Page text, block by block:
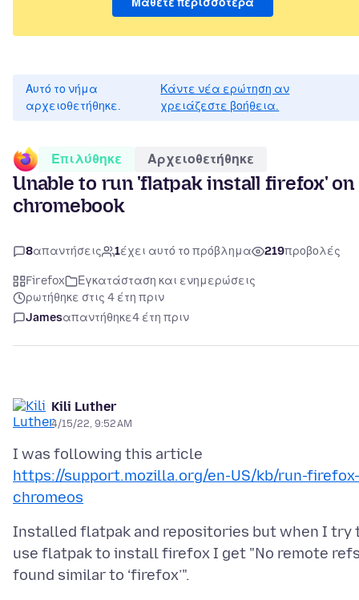
Αυτό το νήμα
αρχειοθετήθηκε.
Κάντε νέα ερώτηση αν
χρειάζεστε βοήθεια.
Επιλύθηκε Αρχειοθετήθηκε
Unable to run 'flatpak install firefox' on
chromebook
8απαντήσεις 1έχει αυτό το πρόβλημα 219προβολές
Firefox
Εγκατάσταση και ενημερώσεις
ρωτήθηκε στις 4 έτη πριν
Jamesαπαντήθηκε4 έτη πριν
Kili Luther
4/15/22, 9:52 AM
I was following this article
https://support.mozilla.org/en-US/kb/run-firefox-
chromeos
Installed flatpak and repositories but when I try
use flatpak to install firefox I get "No remote